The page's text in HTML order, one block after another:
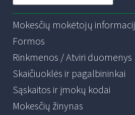
Mokesčių mokėtojų
Formos
Rinkmenos / Atviri duomenys
Skaičiuoklės ir pagalbininkai
Sąskaitos ir įmokų kodai
Mokesčių žinynas